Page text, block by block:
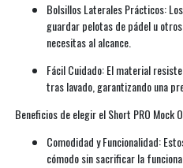
Bolsillos Laterales Prácticos:
guardar pelotas de pádel u
necesitas al alcance.
Fácil Cuidado: El material
tras lavado, garantizando una
Beneficios de elegir el Short PRO Mock
Comodidad y Funcionalidad:
cómodo sin sacrificar la